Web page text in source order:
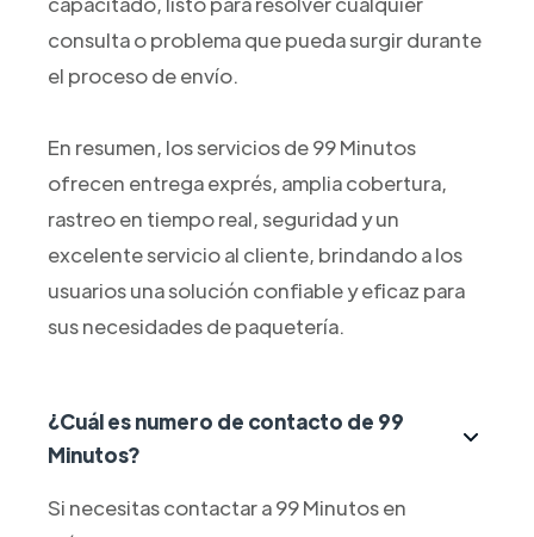
consulta o problema que pueda surgir durante
el proceso de envío.
En resumen, los servicios de 99 Minutos
ofrecen entrega exprés, amplia cobertura,
rastreo en tiempo real, seguridad y un
excelente servicio al cliente, brindando a los
usuarios una solución confiable y eficaz para
sus necesidades de paquetería.
¿Cuál es numero de contacto de 99
Minutos?
Si necesitas contactar a 99 Minutos en